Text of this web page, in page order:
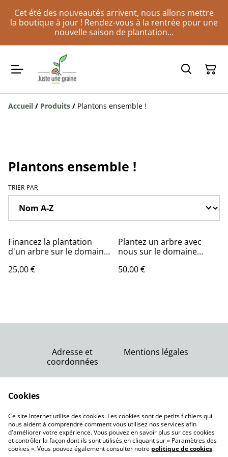
Cet été des nouveautés arrivent, nous allons mettre
la boutique à jour ! Rendez-vous à la rentrée pour une
nouvelle saison de plantation...
Accueil / Produits / Plantons ensemble !
Plantons ensemble !
TRIER PAR
Financez la plantation
d'un arbre sur le domaine
Lansargues (34) !
25,00 €
Plantez un arbre avec
nous sur le domaine
Lansargues (34) !
50,00 €
Adresse et
coordonnées
Nous contacter
Mentions légales
Conditions générales
Politique de cookies
Cookies
Ce site Internet utilise des cookies. Les cookies sont de petits fichiers qui
nous aident à comprendre comment vous utilisez nos services afin
d'améliorer votre expérience. Vous pouvez en savoir plus sur ces cookies
et contrôler la façon dont ils sont utilisés en cliquant sur « Paramètres des
cookies ». Vous pouvez également consulter notre politique de cookies.